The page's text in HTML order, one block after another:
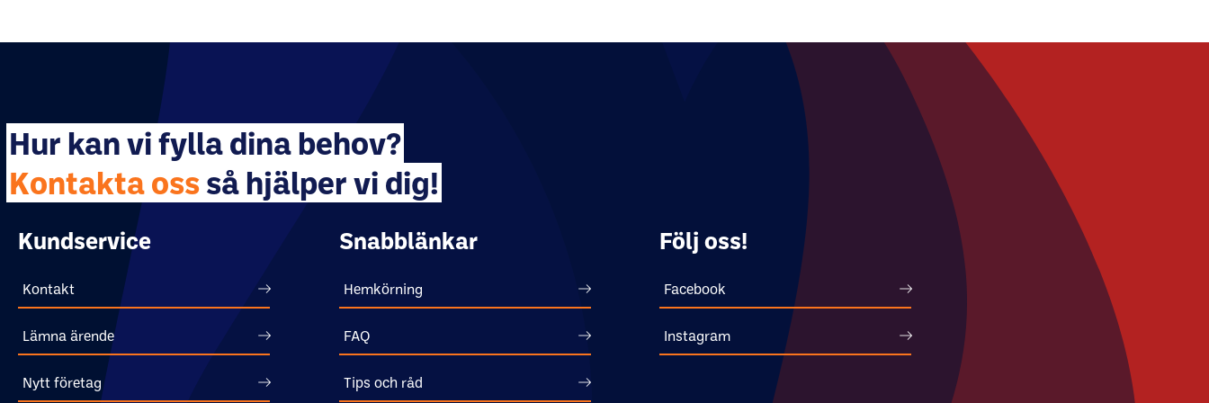
Hur kan vi fylla dina behov?
Kontakta ossså hjälper vi dig!
Kundservice
Kontakt
Lämna ärende
Nytt företag
Snabblänkar
Hemkörning
FAQ
Tips och råd
Följ oss!
Facebook
Instagram